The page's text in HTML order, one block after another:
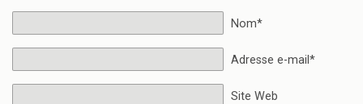
Nom*
Adresse e-mail*
Site Web